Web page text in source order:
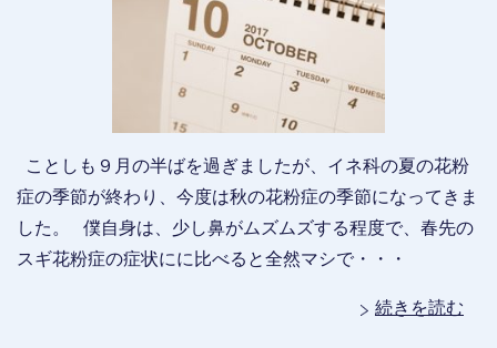
ことしも９月の半ばを過ぎましたが、イネ科の夏の花粉
症の季節が終わり、今度は秋の花粉症の季節になってきま
した。 僕自身は、少し鼻がムズムズする程度で、春先の
スギ花粉症の症状にに比べると全然マシで・・・
続きを読む